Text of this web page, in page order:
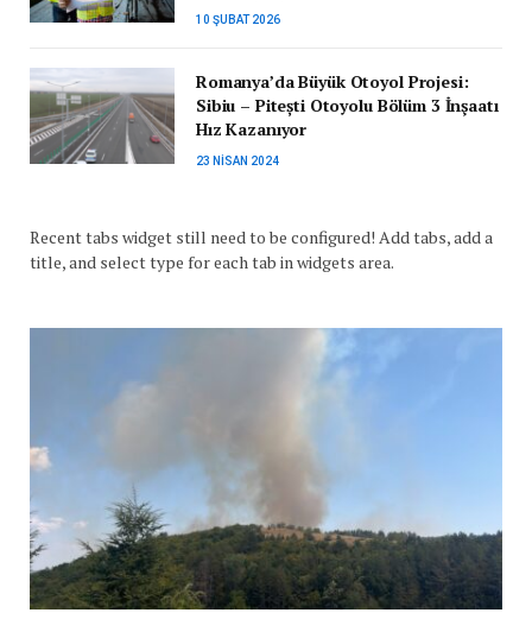
10 ŞUBAT 2026
Romanya’da Büyük Otoyol Projesi:
Sibiu – Pitești Otoyolu Bölüm 3 İnşaatı
Hız Kazanıyor
23 NISAN 2024
Recent tabs widget still need to be configured! Add tabs, add a
title, and select type for each tab in widgets area.